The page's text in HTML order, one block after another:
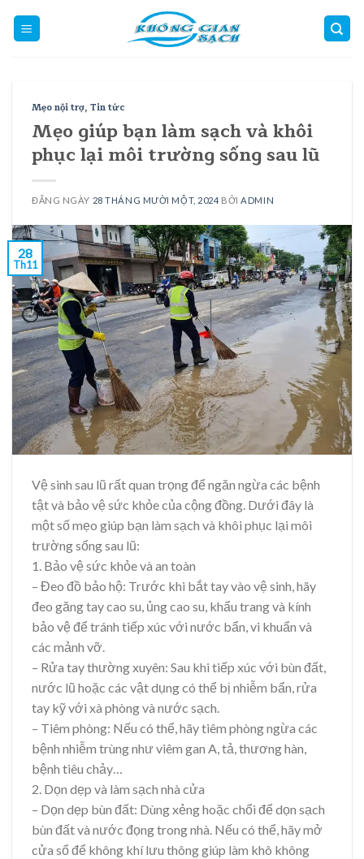
Mẹo nội trợ, Tin tức
Mẹo giúp bạn làm sạch và khôi
phục lại môi trường sống sau lũ
ĐĂNG NGÀY 28 THÁNG MƯỜI MỘT, 2024 BỞI ADMIN
28
Th11
Vệ sinh sau lũ rất quan trọng để ngăn ngừa các bệnh
tật và bảo vệ sức khỏe của cộng đồng. Dưới đây là
một số mẹo giúp bạn làm sạch và khôi phục lại môi
trường sống sau lũ:
1. Bảo vệ sức khỏe và an toàn
– Đeo đồ bảo hộ: Trước khi bắt tay vào vệ sinh, hãy
đeo găng tay cao su, ủng cao su, khẩu trang và kính
bảo vệ để tránh tiếp xúc với nước bẩn, vi khuẩn và
các mảnh vỡ.
– Rửa tay thường xuyên: Sau khi tiếp xúc với bùn đất,
nước lũ hoặc các vật dụng có thể bị nhiễm bẩn, rửa
tay kỹ với xà phòng và nước sạch.
– Tiêm phòng: Nếu có thể, hãy tiêm phòng ngừa các
bệnh nhiễm trùng như viêm gan A, tả, thương hàn,
bệnh tiêu chảy…
2. Dọn dẹp và làm sạch nhà cửa
– Dọn dẹp bùn đất: Dùng xẻng hoặc chổi để dọn sạch
bùn đất và nước đọng trong nhà. Nếu có thể, hãy mở
cửa sổ để không khí lưu thông giúp làm khô không